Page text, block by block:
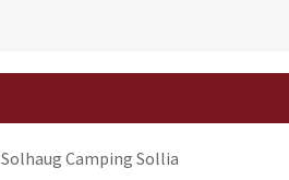
Solhaug Camping Sollia